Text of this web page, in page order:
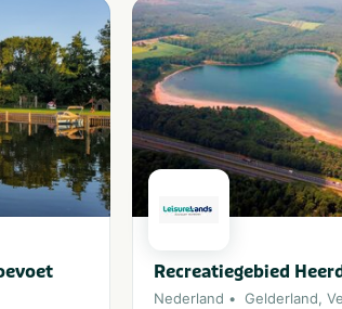
Recreatiegebied
Nederland Gelderland,